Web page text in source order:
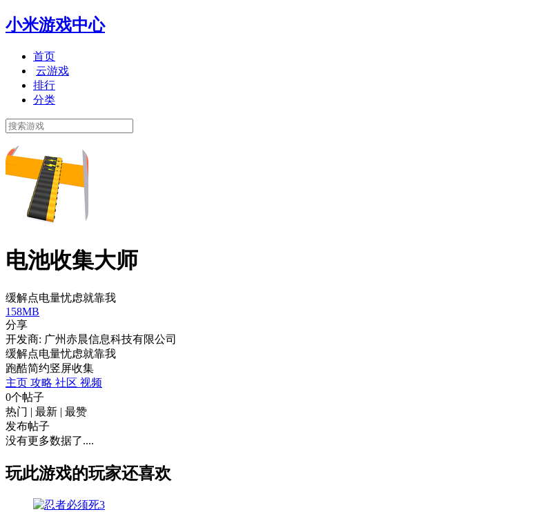
小米游戏中心
首页
云游戏
排行
分类
电池收集大师
缓解点电量忧虑就靠我
158MB
分享
开发商: 广州赤晨信息科技有限公司
缓解点电量忧虑就靠我
跑酷简约竖屏收集
主页 攻略 社区 视频
0个帖子
热门 | 最新 | 最赞
发布帖子
没有更多数据了....
玩此游戏的玩家还喜欢